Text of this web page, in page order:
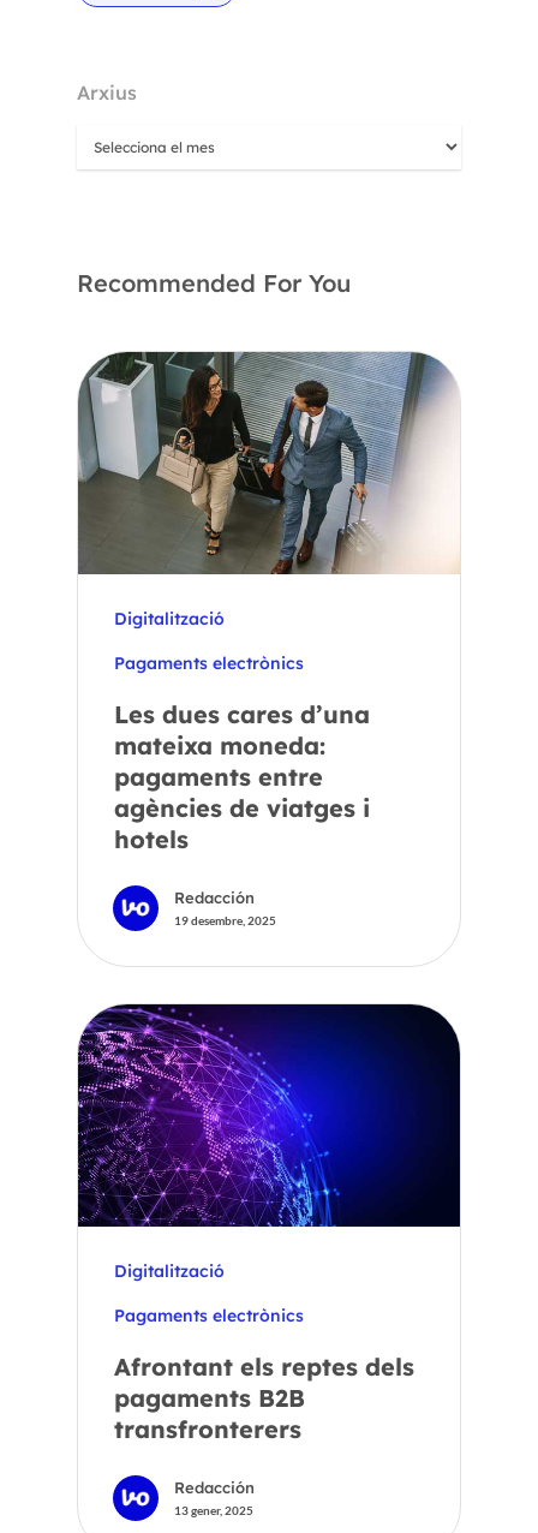
Arxius
Recommended For You
Digitalització
Pagaments electrònics
Les dues cares d’una
mateixa moneda:
pagaments entre
agències de viatges i
hotels
Redacción
19 desembre, 2025
Digitalització
Pagaments electrònics
Afrontant els reptes dels
pagaments B2B
transfronterers
Redacción
13 gener, 2025